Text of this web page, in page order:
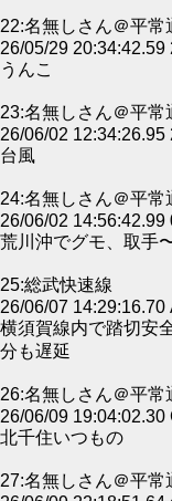
22:名無しさん＠平常
26/05/29 20:34:42.59
うんこ
23:名無しさん＠平常
26/06/02
台風
24:名無しさん＠平常
26/06/02 14:56:42.99
荒川沖でグモ、取手
25:総武快速線
26/06/07
横須賀線内で踏切安
分も遅延
26:名無しさん＠平常
26/06/09
北千住いつもの
27:名無しさん＠平常